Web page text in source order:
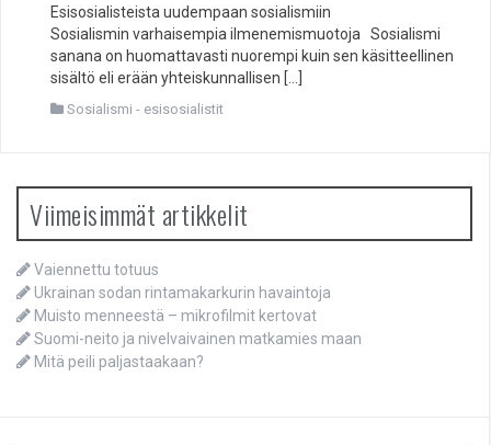
Esisosialisteista uudempaan sosialismiin
Sosialismin varhaisempia ilmenemismuotoja Sosialismi
sanana on huomattavasti nuorempi kuin sen käsitteellinen
sisältö eli erään yhteiskunnallisen […]
Sosialismi - esisosialistit
Viimeisimmät artikkelit
Vaiennettu totuus
Ukrainan sodan rintamakarkurin havaintoja
Muisto menneestä – mikrofilmit kertovat
Suomi-neito ja nivelvaivainen matkamies maan
Mitä peili paljastaakaan?